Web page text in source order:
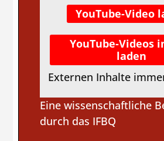
YouTube-Video
YouTube-Videos
laden
Externen Inhalte
Eine wissenschaftliche
durch das IFBQ